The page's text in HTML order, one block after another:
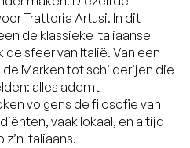
Trattoria Artusi. In dit
de klassieke Italiaanse
de sfeer van Italië. Van een
Marken tot schilderijen die
alles ademt
volgens de filosofie van
vaak lokaal, en altijd
Italiaans.